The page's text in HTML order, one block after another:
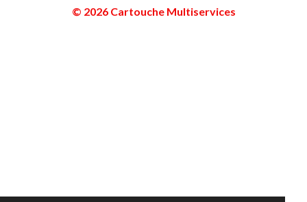
© 2026 Cartouche Multiservices